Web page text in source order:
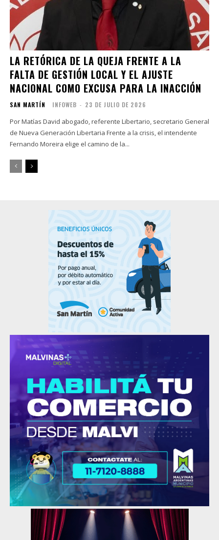
LA RETÓRICA DE LA QUEJA FRENTE A LA
FALTA DE GESTIÓN LOCAL Y EL AJUSTE
NACIONAL COMO EXCUSA PARA LA INACCIÓN
SAN MARTÍN INFOWEB - 23 DE JULIO DE 2026
Por Matías David abogado, referente Libertario, secretario General
de Nueva Generación Libertaria Frente a la crisis, el intendente
Fernando Moreira elige el camino de la...